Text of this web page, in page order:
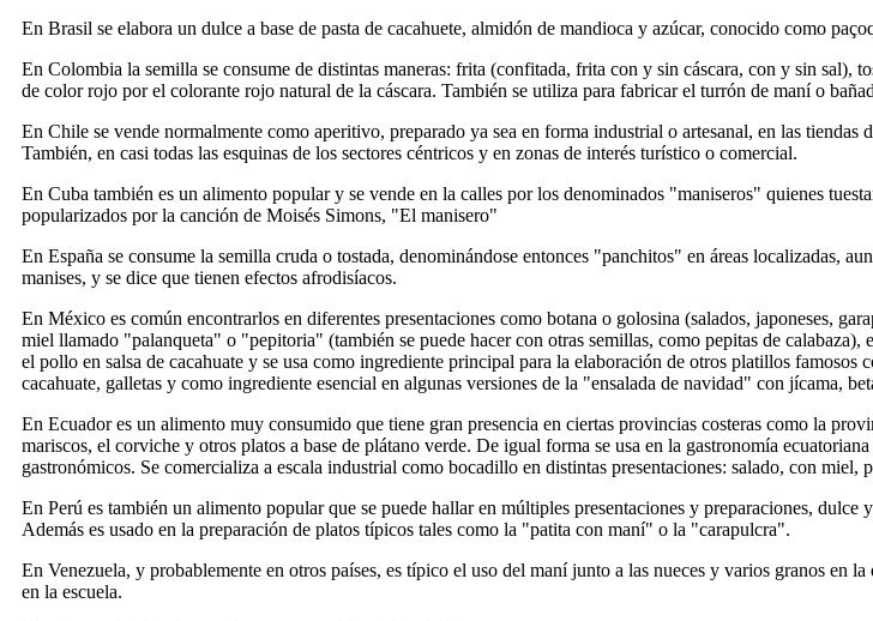
En Brasil se elabora un dulce a base de pasta de cacahuete, almidón de mandioca y azúcar, conocido como
En Colombia la semilla se consume de distintas maneras: frita (confitada, frita con y sin cáscara, con y sin sal),
de color rojo por el colorante rojo natural de la cáscara. También se utiliza para fabricar el turrón de maní o
En Chile se vende normalmente como aperitivo, preparado ya sea en forma industrial o artesanal, en las
También, en casi todas las esquinas de los sectores céntricos y en zonas de interés turístico o comercial.
En Cuba también es un alimento popular y se vende en la calles por los denominados "maniseros" quienes
popularizados por la canción de Moisés Simons, "El manisero"
En España se consume la semilla cruda o tostada, denominándose entonces "panchitos" en áreas localizadas,
manises, y se dice que tienen efectos afrodisíacos.
En México es común encontrarlos en diferentes presentaciones como botana o golosina (salados, japoneses,
miel llamado "palanqueta" o "pepitoria" (también se puede hacer con otras semillas, como pepitas de
el pollo en salsa de cacahuate y se usa como ingrediente principal para la elaboración de otros platillos
cacahuate, galletas y como ingrediente esencial en algunas versiones de la "ensalada de navidad" con jícama,
En Ecuador es un alimento muy consumido que tiene gran presencia en ciertas provincias costeras como la
mariscos, el corviche y otros platos a base de plátano verde. De igual forma se usa en la gastronomía
gastronómicos. Se comercializa a escala industrial como bocadillo en distintas presentaciones: salado, con
En Perú es también un alimento popular que se puede hallar en múltiples presentaciones y preparaciones,
Además es usado en la preparación de platos típicos tales como la "patita con maní" o la "carapulcra".
En Venezuela, y probablemente en otros países, es típico el uso del maní junto a las nueces y varios granos en
en la escuela.